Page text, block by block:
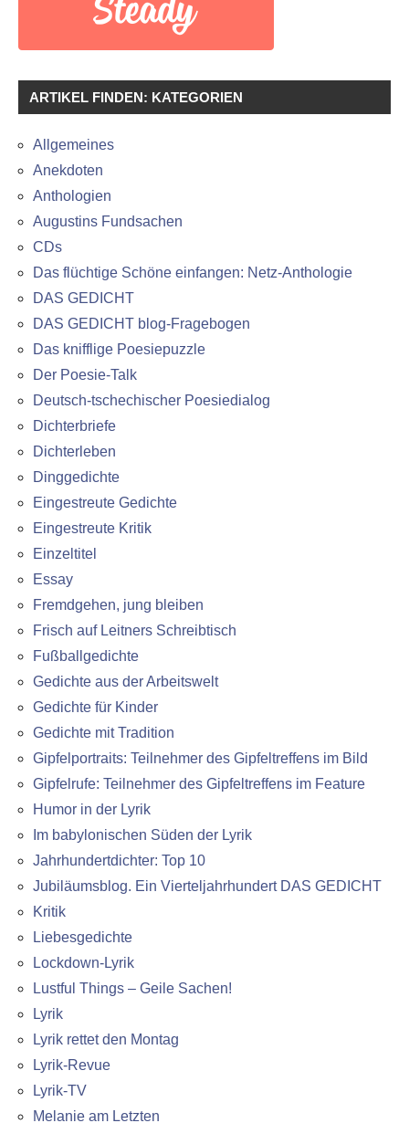
ARTIKEL FINDEN: KATEGORIEN
Allgemeines
Anekdoten
Anthologien
Augustins Fundsachen
CDs
Das flüchtige Schöne einfangen: Netz-Anthologie
DAS GEDICHT
DAS GEDICHT blog-Fragebogen
Das knifflige Poesiepuzzle
Der Poesie-Talk
Deutsch-tschechischer Poesiedialog
Dichterbriefe
Dichterleben
Dinggedichte
Eingestreute Gedichte
Eingestreute Kritik
Einzeltitel
Essay
Fremdgehen, jung bleiben
Frisch auf Leitners Schreibtisch
Fußballgedichte
Gedichte aus der Arbeitswelt
Gedichte für Kinder
Gedichte mit Tradition
Gipfelportraits: Teilnehmer des Gipfeltreffens im Bild
Gipfelrufe: Teilnehmer des Gipfeltreffens im Feature
Humor in der Lyrik
Im babylonischen Süden der Lyrik
Jahrhundertdichter: Top 10
Jubiläumsblog. Ein Vierteljahrhundert DAS GEDICHT
Kritik
Liebesgedichte
Lockdown-Lyrik
Lustful Things – Geile Sachen!
Lyrik
Lyrik rettet den Montag
Lyrik-Revue
Lyrik-TV
Melanie am Letzten